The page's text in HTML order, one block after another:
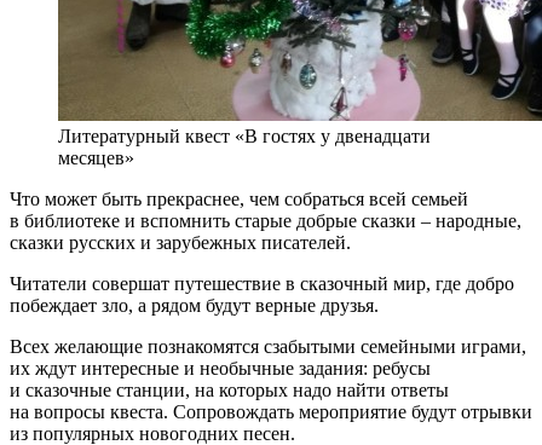
Литературный квест «В гостях у двенадцати
месяцев»
Что может быть прекраснее, чем собраться всей семьей
в библиотеке и вспомнить старые добрые сказки – народные,
сказки русских и зарубежных писателей.
Читатели совершат путешествие в сказочный мир, где добро
побеждает зло, а рядом будут верные друзья.
Всех желающие познакомятся сзабытыми семейными играми,
их ждут интересные и необычные задания: ребусы
и сказочные станции, на которых надо найти ответы
на вопросы квеста. Сопровождать мероприятие будут отрывки
из популярных новогодних песен.